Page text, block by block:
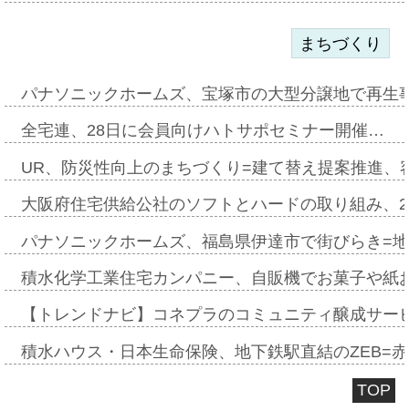
まちづくり
パナソニックホームズ、宝塚市の大型分譲地で再
全宅連、28日に会員向けハトサポセミナー開催…
UR、防災性向上のまちづくり=建て替え提案推進
大阪府住宅供給公社のソフトとハードの取り組み
パナソニックホームズ、福島県伊達市で街びらき=
積水化学工業住宅カンパニー、自販機でお菓子や
【トレンドナビ】コネプラのコミュニティ醸成サ
積水ハウス・日本生命保険、地下鉄駅直結のZEB=
TOP